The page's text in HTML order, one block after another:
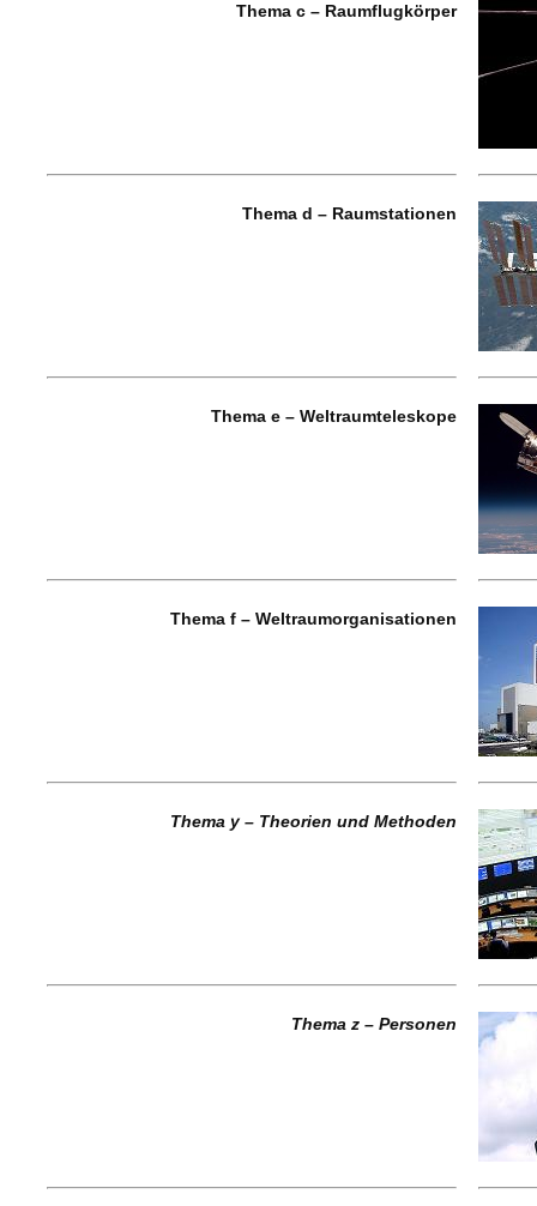
Thema c – Raumflugkörper
Thema d – Raumstationen
Thema e – Weltraumteleskope
Thema f – Weltraumorganisationen
Thema y – Theorien und Methoden
Thema z – Personen